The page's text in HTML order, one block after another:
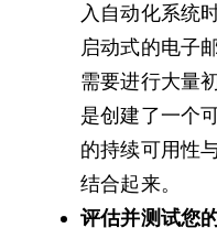
入自动化系统
启动式的电子
需要进行大量
是创建了一个
的持续可用性
结合起来。
评估并测试您